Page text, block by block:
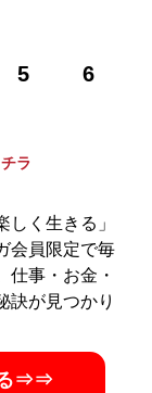
5 6
元気が出るテ
ース」(日本テ
ンバⅡ」のブレ
テレビ朝日）
作品を手掛け
し、世界一周
し人気を博し
、ラジオ出
。Youtubuチ
ラ
く生きる」
会員限定で毎
仕事・お金・
訣が見つかり
る⇒⇒